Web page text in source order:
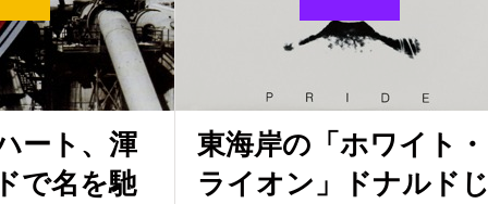
ート、渾
で名を馳
東海岸の「ホワイト・
ライオン」ドナルド